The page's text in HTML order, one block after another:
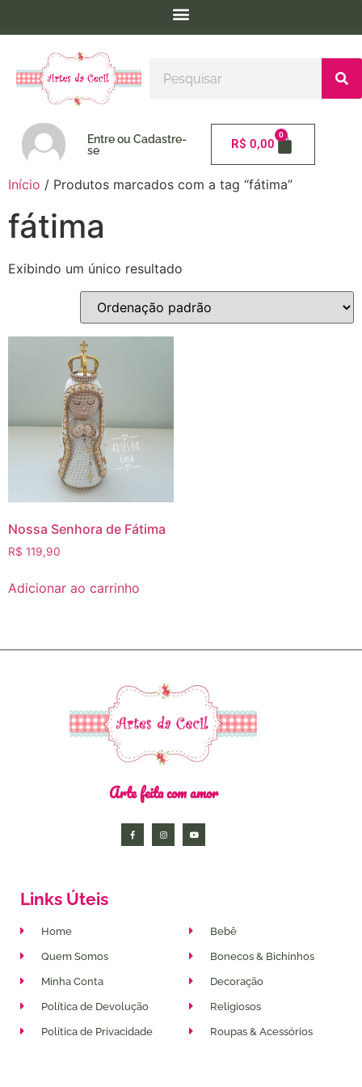
Entre ou Cadastre-
se
R$ 0,00
0
Início / Produtos marcados com a tag “fátima”
fátima
Exibindo um único resultado
Nossa Senhora de Fátima
R$ 119,90
Adicionar ao carrinho
Arte feita com amor
Links Úteis
Home
Quem Somos
Minha Conta
Política de Devolução
Política de Privacidade
Bebê
Bonecos & Bichinhos
Decoração
Religiosos
Roupas & Acessórios